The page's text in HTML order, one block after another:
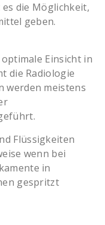
die Möglichkeit,
geben.
Einsicht in
die Radiologie
werden meistens
Flüssigkeiten
wenn bei
in
gespritzt